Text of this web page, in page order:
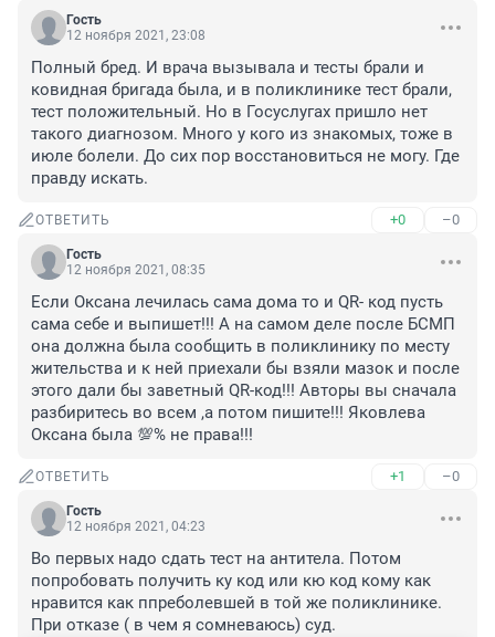
Гость
12 ноября 2021, 23:08
Полный бред. И врача вызывала и тесты брали и
ковидная бригада была, и в поликлинике тест брали,
тест положительный. Но в Госуслугах пришло нет
такого диагнозом. Много у кого из знакомых, тоже в
июле болели. До сих пор восстановиться не могу. Где
правду искать.
ОТВЕТИТЬ +0 –0
Гость
12 ноября 2021, 08:35
Если Оксана лечилась сама дома то и QR- код пусть
сама себе и выпишет!!! А на самом деле после БСМП
она должна была сообщить в поликлинику по месту
жительства и к ней приехали бы взяли мазок и после
этого дали бы заветный QR-код!!! Авторы вы сначала
разбиритесь во всем ,а потом пишите!!! Яковлева
Оксана была 💯% не права!!!
ОТВЕТИТЬ +1 –0
Гость
12 ноября 2021, 04:23
Во первых надо сдать тест на антитела. Потом
попробовать получить ку код или кю код кому как
нравится как ппреболевшей в той же поликлинике.
При отказе ( в чем я сомневаюсь) суд.